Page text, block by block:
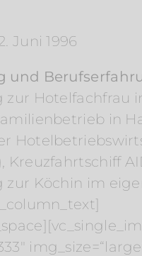
Juni 1996
und
zur Hotelfachfrau
in
Kreuzfahrtschiff
zur Köchin im